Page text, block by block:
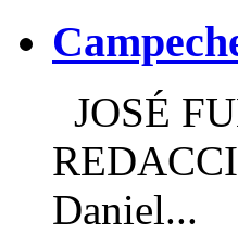
JOSÉ
Daniel...